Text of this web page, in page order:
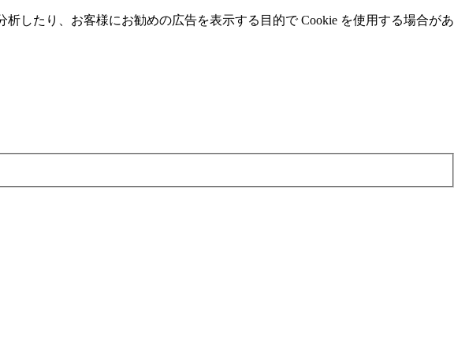
したり、お客様にお勧めの広告を表⽰する⽬的で Cookie を使⽤する場合があ